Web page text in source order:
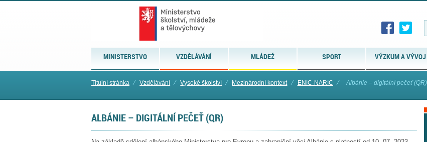
MINISTERSTVO VZDĚLÁVÁNÍ MLÁDEŽ SPORT VÝZKUM A VÝVOJ
Titulní stránka ⁄ Vzdělávání ⁄ Vysoké školství ⁄ Mezinárodní kontext ⁄ ENIC-NARIC ⁄ Albánie – digitální pečeť (QR)
ALBÁNIE – DIGITÁLNÍ PEČEŤ (QR)